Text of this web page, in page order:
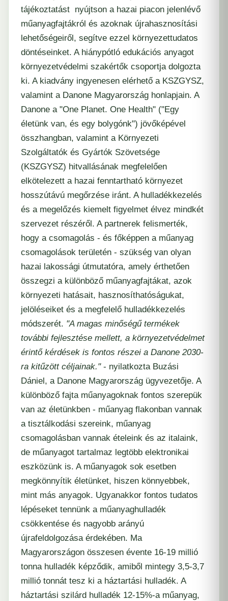
tájékoztatást nyújtson a hazai piacon jelenlévő
műanyagfajtákról és azoknak újrahasznosítási
lehetőségeiről, segítve ezzel környezettudatos
döntéseinket. A hiánypótló edukációs anyagot
környezetvédelmi szakértők csoportja dolgozta
ki. Akiadvány ingyenesen elérhető a KSZGYSZ,
valamint a Danone Magyarország honlapjain. A
Danone a "One Planet. One Health" ("Egy
életünk van, és egy bolygónk") jövőképével
összhangban, valamint a Környezeti
Szolgáltatók és Gyártók Szövetsége
(KSZGYSZ) hitvallásának megfelelően
elkötelezett a hazai fenntartható környezet
hosszútávú megőrzése iránt. A hulladékkezelés
és a megelőzés kiemelt figyelmet élvez mindkét
szervezet részéről. A partnerek felismerték,
hogy a csomagolás - és főképpen a műanyag
csomagolások területén - szükség van olyan
hazai lakossági útmutatóra, amely érthetően
összegzi a különböző műanyagfajtákat, azok
környezeti hatásait, hasznosíthatóságukat,
jelöléseiket és a megfelelő hulladékkezelés
módszerét. "A magas minőségű termékek
további fejlesztése mellett, a környezetvédelmet
érintő kérdések is fontos részei a Danone 2030-
ra kitűzött céljainak."- nyilatkozta Buzási
Dániel, a Danone Magyarország ügyvezetője. A
különböző fajta műanyagoknak fontos szerepük
van az életünkben - műanyag flakonban vannak
a tisztálkodási szereink, műanyag
csomagolásban vannak ételeink és az italaink,
de műanyagot tartalmaz legtöbb elektronikai
eszközünk is. A műanyagok sok esetben
megkönnyítik életünket, hiszen könnyebbek,
mint más anyagok. Ugyanakkor fontos tudatos
lépéseket tennünk a műanyaghulladék
csökkentése és nagyobb arányú
újrafeldolgozása érdekében. Ma
Magyarországon összesen évente 16-19 millió
tonna hulladék képződik, amiből mintegy 3,5-3,7
millió tonnát tesz ki a háztartási hulladék. A
háztartási szilárd hulladék 12-15%-a műanyag,